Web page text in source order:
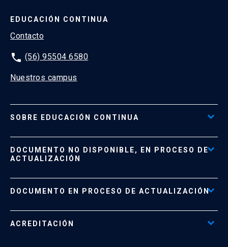
EDUCACIÓN CONTINUA
Contacto
phone (56) 95504 6580
Nuestros campus
SOBRE EDUCACIÓN CONTINUA
Formas de Pago
Políticas de Retiro, Devolución e Información Importante
DOCUMENTO NO DISPONIBLE, EN PROCESO DE
ACTUALIZACIÓN
Documento No Disponible file_download
DOCUMENTO EN PROCESO DE ACTUALIZACIÓN
ACREDITACIÓN